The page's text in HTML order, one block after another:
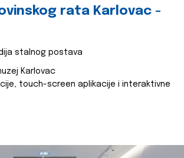
rata Karlovac -
stalnog postava
Karlovac
touch-screen aplikacije i interaktivne